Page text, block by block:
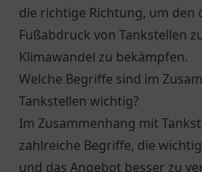
die richtige Richtung, um den
Fußabdruck von Tankstellen
Klimawandel zu bekämpfen.
Welche Begriffe sind im
Tankstellen wichtig?
Im Zusammenhang mit
zahlreiche Begriffe, die
und das Angebot besser zu